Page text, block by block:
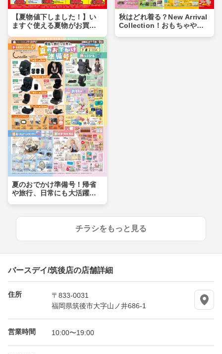
【夏物値下しました！】い
ますぐ使える夏物がお買い
チャンス！
秋はどれ着る？New Arrival
Collection！おもちゃや食
夏のおでかけ準備号！帰省
や旅行、日常にも大活躍ア
チラシをもっと見る
バースデイ/筑後店の店舗詳細
住所
〒833-0031
福岡県筑後市大字山ノ井686-1
営業時間 10:00〜19:00